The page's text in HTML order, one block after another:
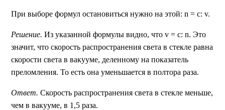
При выборе формул остановиться нужно на этой: n = с: v.
Решение. Из указанной формулы видно, что v = с: n. Это
значит, что скорость распространения света в стекле равна
скорости света в вакууме, деленному на показатель
преломления. То есть она уменьшается в полтора раза.
Ответ. Скорость распространения света в стекле меньше,
чем в вакууме, в 1,5 раза.